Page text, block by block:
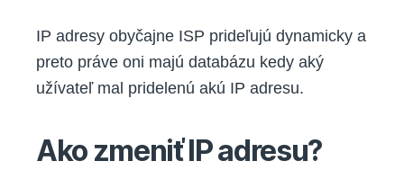
IP adresy obyčajne ISP prideľujú dynamicky a
preto práve oni majú databázu kedy aký
užívateľ mal pridelenú akú IP adresu.
Ako zmeniť IP adresu?